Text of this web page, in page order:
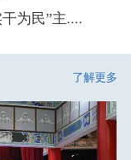
为民”主....
了解更多